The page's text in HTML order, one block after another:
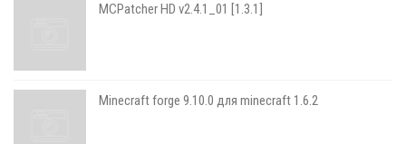
MCPatcher HD v2.4.1_01 [1.3.1]
Minecraft forge 9.10.0 для minecraft 1.6.2